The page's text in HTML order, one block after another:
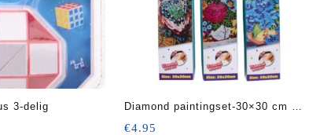
Magische Kubus 3-delig
Diamond paintingset-30×30 cm er
is nog 1 x blauwe bloem en 1x uil
€4.95